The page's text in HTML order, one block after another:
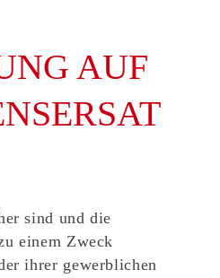
AUF
sind und die
einem Zweck
ihrer gewerblichen